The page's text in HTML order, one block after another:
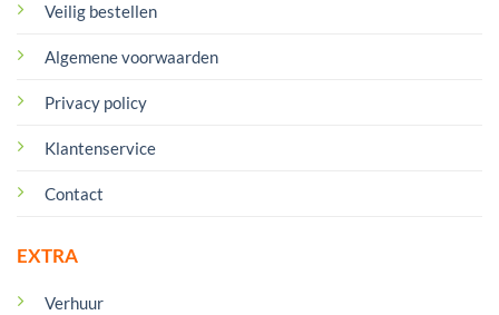
Veilig bestellen
Algemene voorwaarden
Privacy policy
Klantenservice
Contact
EXTRA
Verhuur